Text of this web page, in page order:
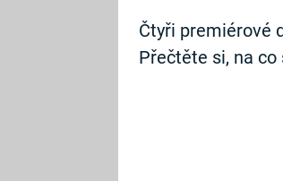
Čtyři premiérové
Přečtěte si, na